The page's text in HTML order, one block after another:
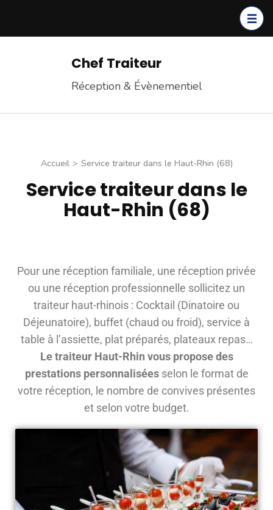
Chef Traiteur
Réception & Évènementiel
Accueil > Service traiteur dans le Haut-Rhin (68)
Service traiteur dans le
Haut-Rhin (68)
Pour une réception familiale, une réception privée
ou une réception professionnelle sollicitez un
traiteur haut-rhinois : Cocktail (Dinatoire ou
Déjeunatoire), buffet (chaud ou froid), service à
table à l’assiette, plat préparés, plateaux repas…
Le traiteur Haut-Rhin vous propose des
prestations personnaliséesselon le format de
votre réception, le nombre de convives présentes
et selon votre budget.